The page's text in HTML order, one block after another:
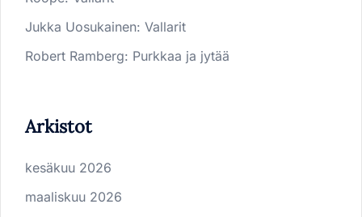
Jukka Uosukainen: Vallarit
Robert Ramberg: Purkkaa ja jytää
Arkistot
kesäkuu 2026
maaliskuu 2026